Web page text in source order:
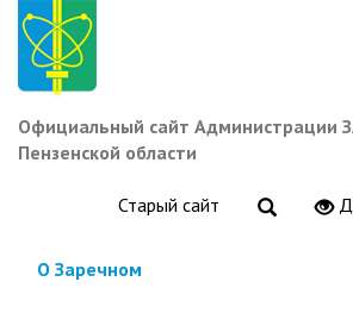
Перейти
основному
содержанию
Официальный сайт Администрации
Пензенской области
Старый сайт
О Заречном